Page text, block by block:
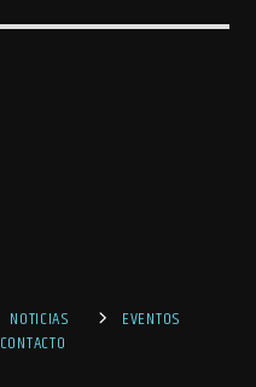
NOTICIAS
EVENTOS
CONTACTO